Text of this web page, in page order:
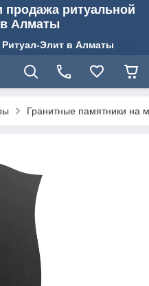
продажа ритуальной
Алматы
Элит в Алматы
Гранитные памятники на